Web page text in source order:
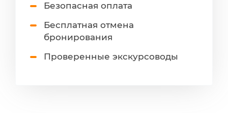
Безопасная оплата
Бесплатная отмена
бронирования
Проверенные экскурсоводы